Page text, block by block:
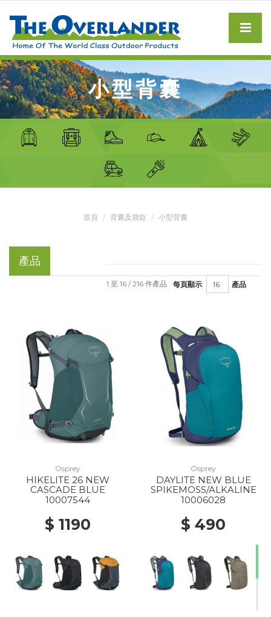
小型背囊
首頁 背囊及袋款 小型背囊
產品
每頁顯示 產品
1 至 16 / 216 件產品
Osprey
HIKELITE 26 NEW
CASCADE BLUE
10007544
$ 1190
Osprey
DAYLITE NEW BLUE
SPIKEMOSS/ALKALINE
10006028
$ 490